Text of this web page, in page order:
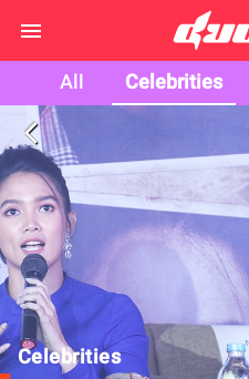
All Celebrities
arrow_back_ios
Celebrities